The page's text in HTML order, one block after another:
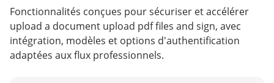
Fonctionnalités conçues pour sécuriser et accélérer
upload a document upload pdf files and sign, avec
intégration, modèles et options d'authentification
adaptées aux flux professionnels.